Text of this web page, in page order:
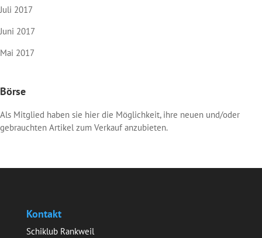
Juli 2017
Juni 2017
Mai 2017
Börse
Als Mitglied haben sie hier die Möglichkeit, ihre neuen und/oder
gebrauchten Artikel zum Verkauf anzubieten.
Kontakt
Schiklub Rankweil